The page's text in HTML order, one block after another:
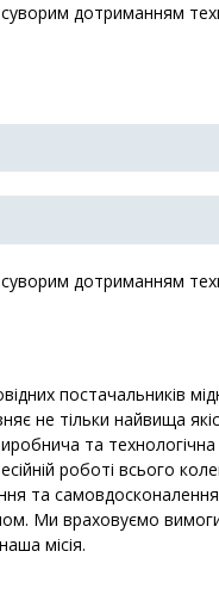
дотриманням
дотриманням
постачальників
не тільки найвища
та технологічна
роботі всього
та
Ми враховуємо
місія.